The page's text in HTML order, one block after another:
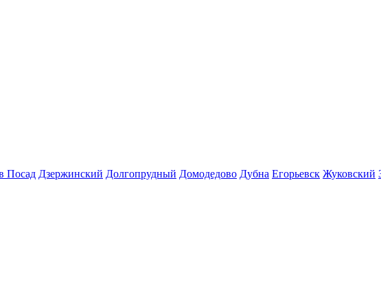
Посад Дзержинский Долгопрудный Домодедово Дубна Егорьевск Жуковский